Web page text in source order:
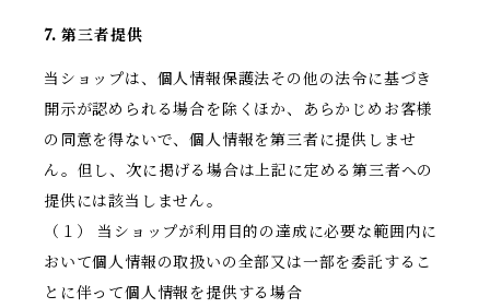
7. 第三者提供
当ショップは、個人情報保護法その他の法令に基づき
開示が認められる場合を除くほか、あらかじめお客様
の同意を得ないで、個人情報を第三者に提供しませ
ん。但し、次に掲げる場合は上記に定める第三者への
提供には該当しません。
（１） 当ショップが利用目的の達成に必要な範囲内に
おいて個人情報の取扱いの全部又は一部を委託するこ
とに伴って個人情報を提供する場合